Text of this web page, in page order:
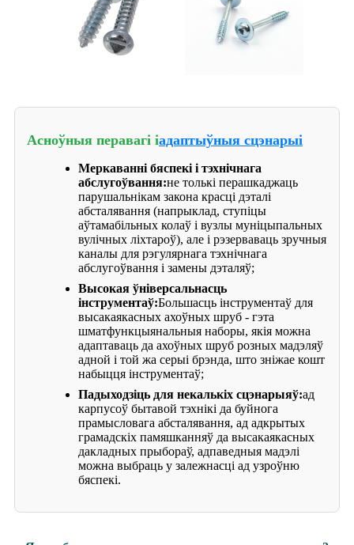
Асноўныя перавагі іадаптыўныя сцэнарыі
Меркаванні бяспекі і тэхнічнага
абслугоўвання:не толькі перашкаджаць
парушальнікам закона красці дэталі
абсталявання (напрыклад, ступіцы
аўтамабільных колаў і вузлы муніцыпальных
вулічных ліхтароў), але і рэзерваваць зручныя
каналы для рэгулярнага тэхнічнага
абслугоўвання і замены дэталяў;
Высокая ўніверсальнасць
інструментаў:Большасць інструментаў для
высакаякасных ахоўных шруб - гэта
шматфункцыянальныя наборы, якія можна
адаптаваць да ахоўных шруб розных мадэляў
адной і той жа серыі брэнда, што зніжае кошт
набыцця інструментаў;
Падыходзіць для некалькіх сцэнарыяў:ад
карпусоў бытавой тэхнікі да буйнога
прамысловага абсталявання, ад адкрытых
грамадскіх памяшканняў да высакаякасных
дакладных прыбораў, адпаведныя мадэлі
можна выбраць у залежнасці ад узроўню
бяспекі.